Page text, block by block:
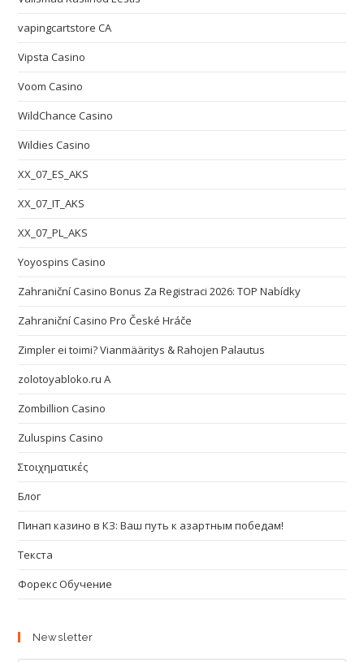
vapingcartstore CA
Vipsta Casino
Voom Casino
WildChance Casino
Wildies Casino
XX_07_ES_AKS
XX_07_IT_AKS
XX_07_PL_AKS
Yoyospins Casino
Zahraniční Casino Bonus Za Registraci 2026: TOP Nabídky
Zahraniční Casino Pro České Hráče
Zimpler ei toimi? Vianmääritys & Rahojen Palautus
zolotoyabloko.ru A
Zombillion Casino
Zuluspins Casino
Στοιχηματικές
Блог
Пинап казино в КЗ: Ваш путь к азартным победам!
Текста
Форекс Обучение
Newsletter